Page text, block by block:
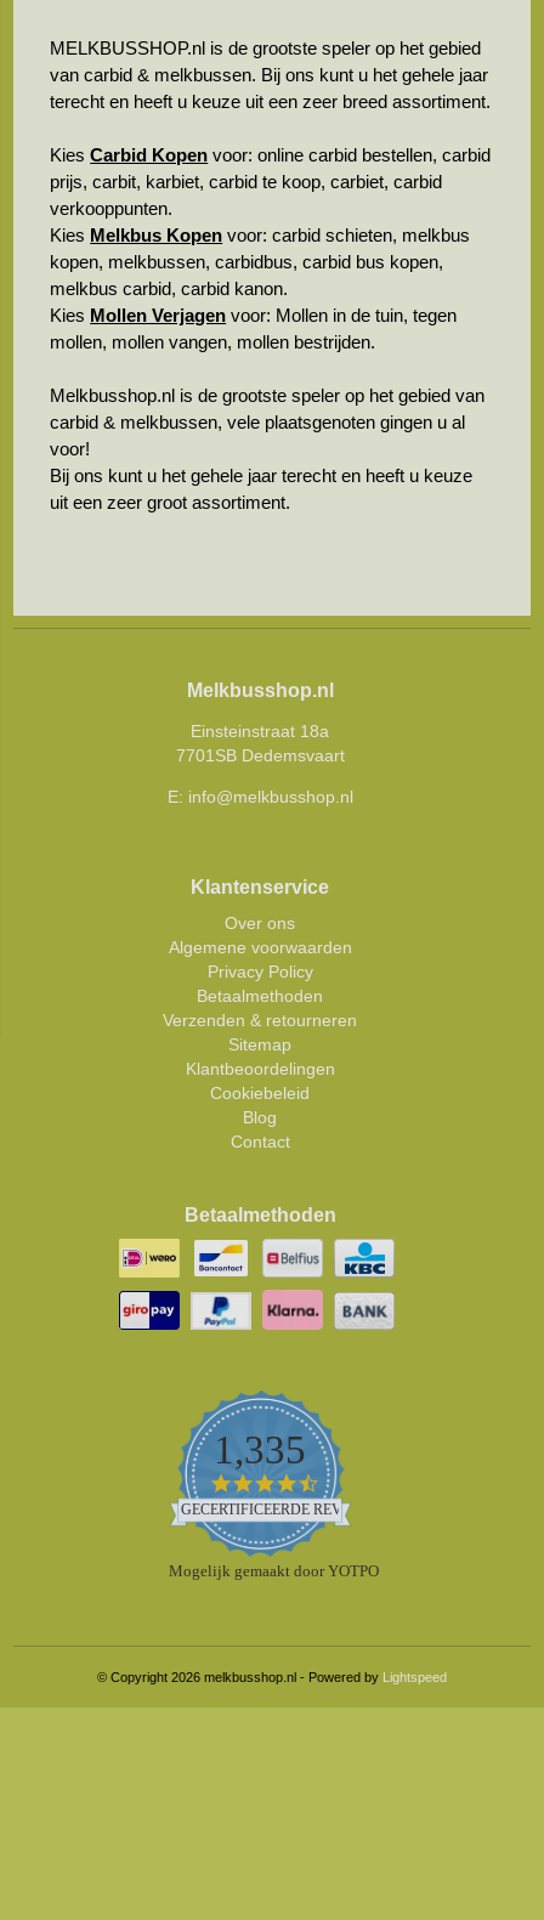
MELKBUSSHOP.nl is de grootste speler op het gebied
van carbid & melkbussen. Bij ons kunt u het gehele jaar
terecht en heeft u keuze uit een zeer breed assortiment.
KiesCarbid Kopen voor: online carbid bestellen, carbid
prijs, carbit, karbiet, carbid te koop, carbiet, carbid
verkooppunten.
Kies Melkbus Kopen voor: carbid schieten, melkbus
kopen, melkbussen, carbidbus, carbid bus kopen,
melkbus carbid, carbid kanon.
Kies Mollen Verjagen voor: Mollen in de tuin, tegen
mollen, mollen vangen, mollen bestrijden.
Melkbusshop.nl is de grootste speler op het gebied van
carbid & melkbussen, vele plaatsgenoten gingen u al
voor!
Bij ons kunt u het gehele jaar terecht en heeft u keuze
uit een zeer groot assortiment.
Melkbusshop.nl
Einsteinstraat 18a
7701SB Dedemsvaart
E: info@melkbusshop.nl
Klantenservice
Over ons
Algemene voorwaarden
Privacy Policy
Betaalmethoden
Verzenden & retourneren
Sitemap
Klantbeoordelingen
Cookiebeleid
Blog
Contact
Betaalmethoden
1,335
4.5
star
rating
GECERTIFICEERDE REVIEWS
Mogelijk gemaakt door YOTPO
© Copyright 2026 melkbusshop.nl - Powered by Lightspeed